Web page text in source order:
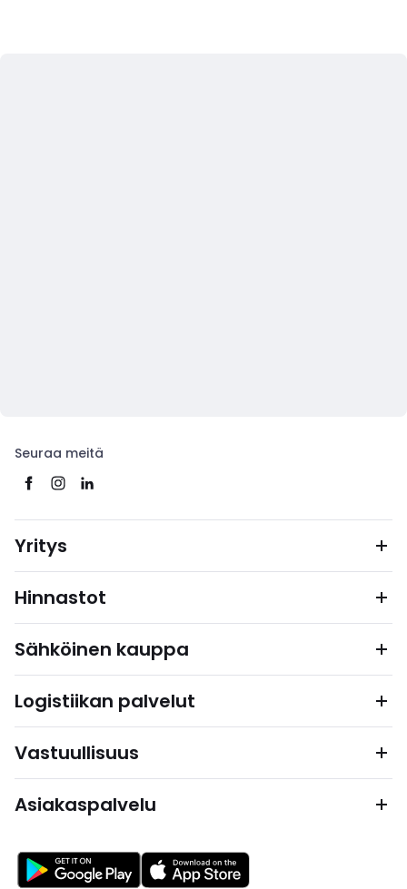
Seuraa meitä
Yritys
Hinnastot
Sähköinen kauppa
Logistiikan palvelut
Vastuullisuus
Asiakaspalvelu